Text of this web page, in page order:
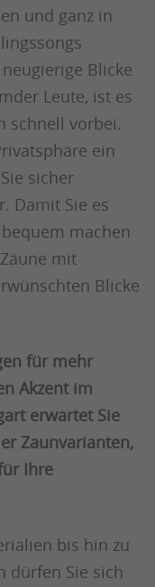
und ganz in
Blicke
Leute, ist es
schnell vorbei.
ein
sicher
Damit Sie es
machen
mit
Blicke
für mehr
Akzent im
erwartet Sie
Zaunvarianten,
Ihre
bis hin zu
dürfen Sie sich